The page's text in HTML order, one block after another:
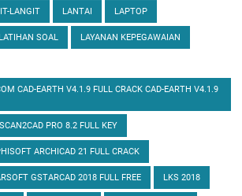
LANGIT LANTAI LAPTOP
LATIHAN SOAL LAYANAN KEPEGAWAIAN
CAD-EARTH V4.1.9 FULL CRACK CAD-EARTH V4.1.9
PRO 8.2 FULL KEY
ARCHICAD 21 FULL CRACK
GSTARCAD 2018 FULL FREE LKS 2018